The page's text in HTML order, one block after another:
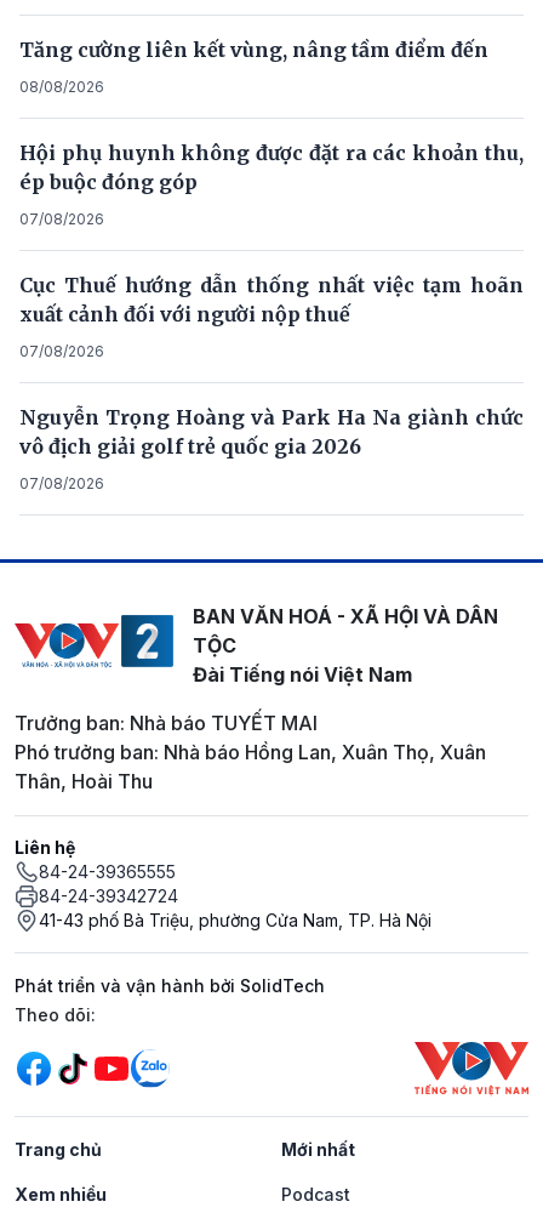
Tăng cường liên kết vùng, nâng tầm điểm đến
08/08/2026
Hội phụ huynh không được đặt ra các khoản thu,
ép buộc đóng góp
07/08/2026
Cục Thuế hướng dẫn thống nhất việc tạm hoãn
xuất cảnh đối với người nộp thuế
07/08/2026
Nguyễn Trọng Hoàng và Park Ha Na giành chức
vô địch giải golf trẻ quốc gia 2026
07/08/2026
BAN VĂN HOÁ - XÃ HỘI VÀ DÂN
TỘC
Đài Tiếng nói Việt Nam
Trưởng ban: Nhà báo TUYẾT MAI
Phó trưởng ban: Nhà báo Hồng Lan, Xuân Thọ, Xuân
Thân, Hoài Thu
Liên hệ
84-24-39365555
84-24-39342724
41-43 phố Bà Triệu, phường Cửa Nam, TP. Hà Nội
Phát triển và vận hành bởi SolidTech
Mạng xã hội
Theo dõi:
Trang chủ Mới nhất
Xem nhiều Podcast